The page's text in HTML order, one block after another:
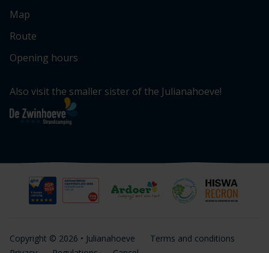
Map
Route
Opening hours
Also visit the smaller sister of the Julianahoeve!
Copyright © 2026 • Julianahoeve
Terms and conditions